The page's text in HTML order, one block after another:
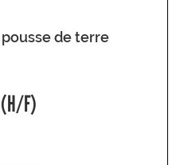
pousse de terre
F)